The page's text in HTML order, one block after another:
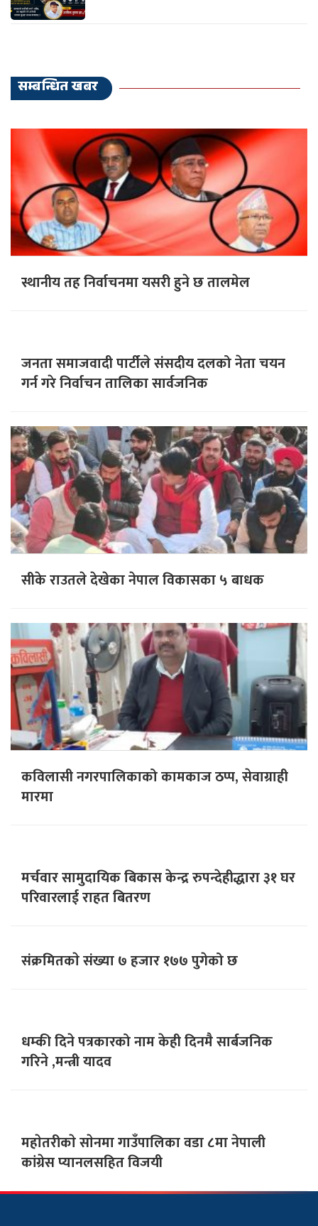
सम्बन्धित खबर
स्थानीय तह निर्वाचनमा यसरी हुने छ तालमेल
जनता समाजवादी पार्टीले संसदीय दलको नेता चयन
गर्न गरे निर्वाचन तालिका सार्वजनिक
सीके राउतले देखेका नेपाल विकासका ५ बाधक
कविलासी नगरपालिकाको कामकाज ठप्प, सेवाग्राही
मारमा
मर्चवार सामुदायिक बिकास केन्द्र रुपन्देहीद्धारा ३१ घर
परिवारलाई राहत बितरण
संक्रमितकाे संख्या ७ हजार १७७ पुगेको छ
धम्की दिने पत्रकारको नाम केही दिनमै सार्बजनिक
गरिने ,मन्त्री यादव
महाेतरीकाे साेनमा गाउँपालिका वडा ८मा नेपाली
कांग्रेस प्यानलसहित विजयी